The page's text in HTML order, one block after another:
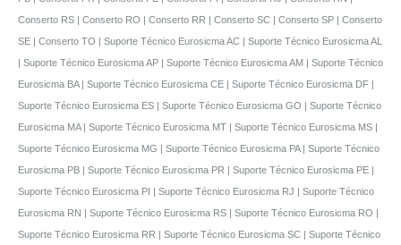
Conserto RS | Conserto RO | Conserto RR | Conserto SC | Conserto SP | Conserto
SE | Conserto TO | Suporte Técnico Eurosicma AC | Suporte Técnico Eurosicma AL
| Suporte Técnico Eurosicma AP | Suporte Técnico Eurosicma AM | Suporte Técnico
Eurosicma BA | Suporte Técnico Eurosicma CE | Suporte Técnico Eurosicma DF |
Suporte Técnico Eurosicma ES | Suporte Técnico Eurosicma GO | Suporte Técnico
Eurosicma MA | Suporte Técnico Eurosicma MT | Suporte Técnico Eurosicma MS |
Suporte Técnico Eurosicma MG | Suporte Técnico Eurosicma PA | Suporte Técnico
Eurosicma PB | Suporte Técnico Eurosicma PR | Suporte Técnico Eurosicma PE |
Suporte Técnico Eurosicma PI | Suporte Técnico Eurosicma RJ | Suporte Técnico
Eurosicma RN | Suporte Técnico Eurosicma RS | Suporte Técnico Eurosicma RO |
Suporte Técnico Eurosicma RR | Suporte Técnico Eurosicma SC | Suporte Técnico